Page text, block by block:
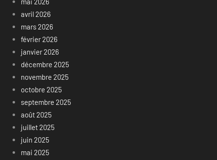
avril 2026
mars 2026
février 2026
janvier 2026
décembre 2025
novembre 2025
octobre 2025
septembre 2025
août 2025
juillet 2025
juin 2025
mai 2025